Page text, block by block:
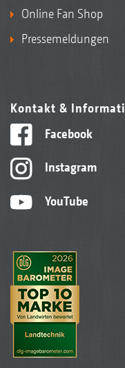
Online Fan Shop
Pressemeldungen
Kontakt &
Facebook
Instagram
YouTube